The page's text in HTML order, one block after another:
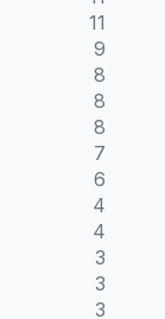
11
9
8
8
8
7
6
4
4
3
3
3